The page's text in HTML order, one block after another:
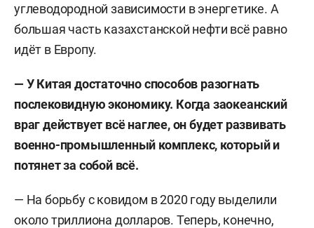
углеводородной зависимости в энергетике. А
большая часть казахстанской нефти всё равно
идёт в Европу.
— У Китая достаточно способов разогнать
послековидную экономику. Когда заокеанский
враг действует всё наглее, он будет развивать
военно-промышленный комплекс, который и
потянет за собой всё.
— На борьбу с ковидом в 2020 году выделили
около триллиона долларов. Теперь, конечно,